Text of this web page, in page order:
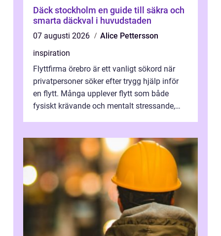
Däck stockholm en guide till säkra och
smarta däckval i huvudstaden
07 augusti 2026
Alice Pettersson
inspiration
Flyttfirma örebro är ett vanligt sökord när
privatpersoner söker efter trygg hjälp inför
en flytt. Många upplever flytt som både
fysiskt krävande och mentalt stressande,